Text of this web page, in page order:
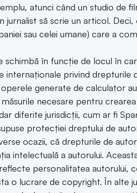
atunci când un studio de
jurnalist să scrie un articol.
sau celei umane) care a
schimbă în funcție de locul în
privind drepturile
generate de calculator
necesare pentru crearea
diferite jurisdicții, cum ar fi
protecției dreptului de
ocazii, că drepturile de
intelectuală a autorului.
personalitatea autorului,
o lucrare de copyright. În alte